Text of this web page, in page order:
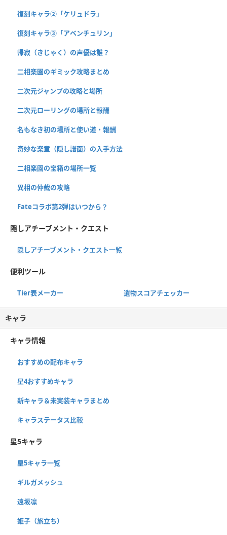
復刻キャラ②「ケリュドラ」
復刻キャラ③「アベンチュリン」
帰寂（きじゃく）の声優は誰？
二相楽園のギミック攻略まとめ
二次元ジャンプの攻略と場所
二次元ローリングの場所と報酬
名もなき初の場所と使い道・報酬
奇妙な楽章（隠し譜面）の入手方法
二相楽園の宝箱の場所一覧
異相の仲裁の攻略
Fateコラボ第2弾はいつから？
隠しアチーブメント・クエスト
隠しアチーブメント・クエスト一覧
便利ツール
Tier表メーカー 遺物スコアチェッカー
キャラ
キャラ情報
おすすめの配布キャラ
星4おすすめキャラ
新キャラ＆未実装キャラまとめ
キャラステータス比較
星5キャラ
星5キャラ一覧
ギルガメッシュ
遠坂凛
姫子（旅立ち）